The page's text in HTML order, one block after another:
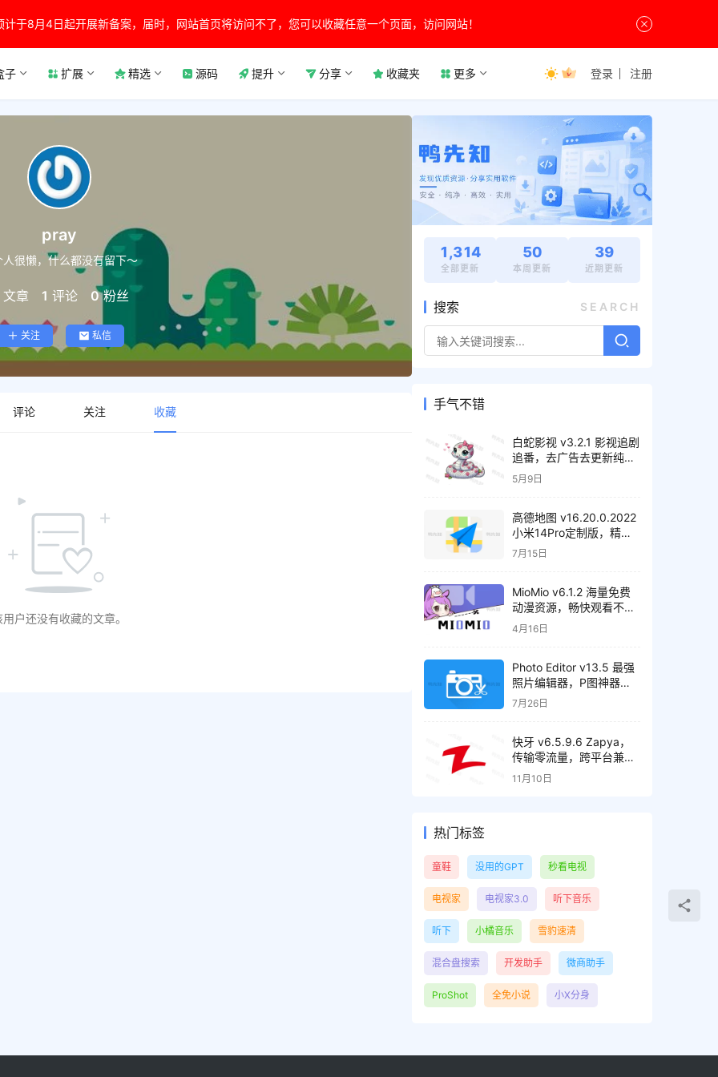
于8月4日起开展新备案，届时，网站首页将访问不了，您可以收藏任意一个页面，访问网站！
子 扩展 精选 源码 提升 分享 收藏夹 更多 登录 注册
pray
人很懒，什么都没有留下～
文章 1 评论 0 粉丝
关注 私信
评论 关注 收藏
用户还没有收藏的文章。
1,314
全部更新
50
本周更新
39
近期更新
搜索 SEARCH
手气不错
白蛇影视 v3.2.1 影视追剧
追番，去广告去更新纯净
版
5月9日
高德地图 v16.20.0.2022
小米14Pro定制版，精简
纯净版
7月15日
MioMio v6.1.2 海量免费
动漫资源，畅快观看不间
断，去广告纯净版
4月16日
Photo Editor v13.5 最强
照片编辑器，P图神器，
解锁高级版
7月26日
快牙 v6.5.9.6 Zapya，
传输零流量，跨平台兼
容，解锁高级版
11月10日
热门标签
童鞋 没用的GPT 秒看电视
电视家 电视家3.0 听下音乐
听下 小橘音乐 雪豹速清
混合盘搜索 开发助手 微商助手
ProShot 全免小说 小X分身